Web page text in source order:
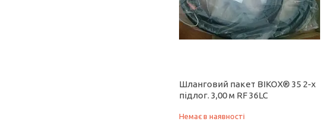
Шланговий пакет BIKOX® 35 2-x
підлог. 3,00 м RF 36LC
Немає в наявності